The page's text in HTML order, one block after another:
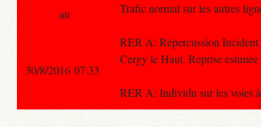
Trafic normal sur les autres
RER A: Répercussion Incident
Cergy le Haut. Reprise estimée
RER A: Individu sur les voies
au
30/8/2016 07:33